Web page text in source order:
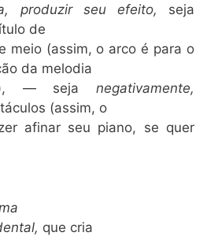
produzir seu efeito, seja
de
meio (assim, o arco é para o
da melodia
— seja negativamente,
(assim, o
afinar seu piano, se quer
que cria